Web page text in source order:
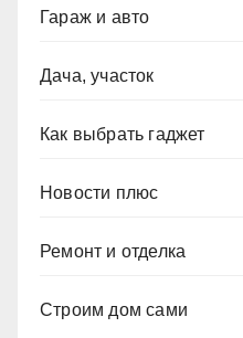
Гараж и авто
Дача, участок
Как выбрать гаджет
Новости плюс
Ремонт и отделка
Строим дом сами